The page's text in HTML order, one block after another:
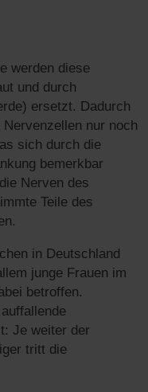
werden diese
und durch
ersetzt. Dadurch
nur noch
sich durch die
bemerkbar
Nerven des
Teile des
in Deutschland
junge Frauen im
betroffen.
Je weiter der
tritt die